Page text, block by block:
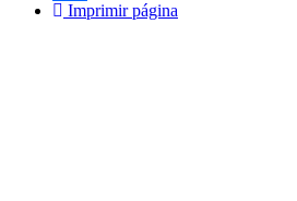
Share
Imprimir página